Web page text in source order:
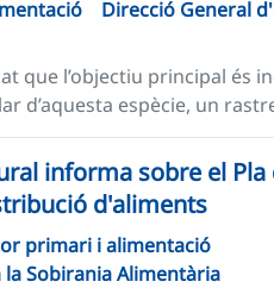
Direcció General
que l’objectiu principal és
d’aquesta espècie, un
informa sobre el Pla
d'aliments
primari i alimentació
Sobirania Alimentària